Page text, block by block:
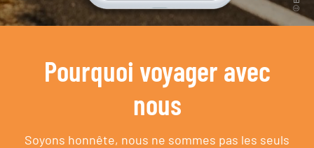
Pourquoi voyager avec
nous
Soyons honnête, nous ne sommes pas les seuls